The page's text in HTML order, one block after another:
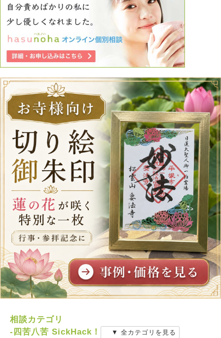
相談カテゴリ
-四苦八苦 SickHack！
▼ 全カテゴリを見る